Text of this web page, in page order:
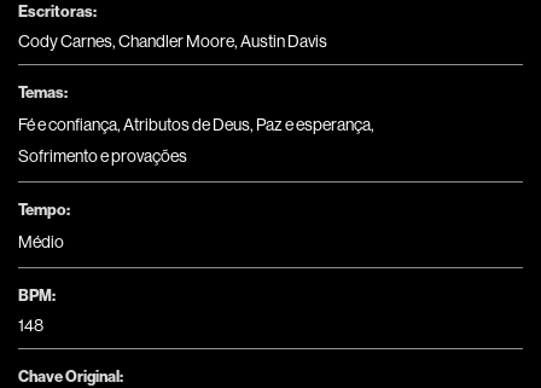
Escritoras:
Cody Carnes, Chandler Moore, Austin Davis
Temas:
Fé e confiança,Atributos de Deus, Paz e esperança,
Sofrimento e provações
Tempo:
Médio
BPM:
148
Chave Original: